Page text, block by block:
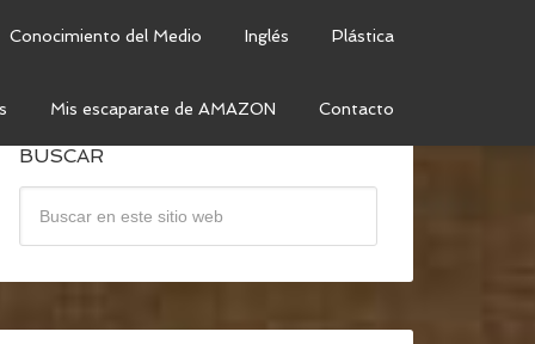
Conocimiento del Medio Inglés Plástica
Mis escaparate de AMAZON Contacto
BUSCAR